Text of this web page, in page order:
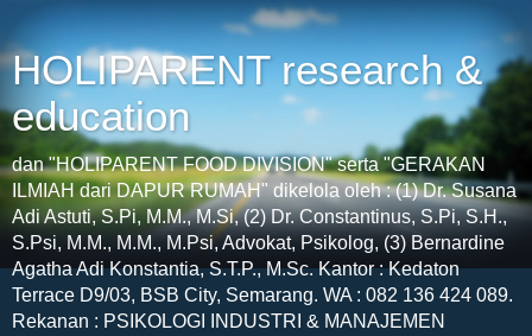
HOLIPARENT research &
education
dan "HOLIPARENT FOOD DIVISION" serta "GERAKAN
ILMIAH dari DAPUR RUMAH" dikelola oleh : (1) Dr. Susana
Adi Astuti, S.Pi, M.M., M.Si, (2) Dr. Constantinus, S.Pi, S.H.,
S.Psi, M.M., M.M., M.Psi, Advokat, Psikolog, (3) Bernardine
Agatha Adi Konstantia, S.T.P., M.Sc. Kantor : Kedaton
Terrace D9/03, BSB City, Semarang. WA : 082 136 424 089.
Rekanan : PSIKOLOGI INDUSTRI & MANAJEMEN